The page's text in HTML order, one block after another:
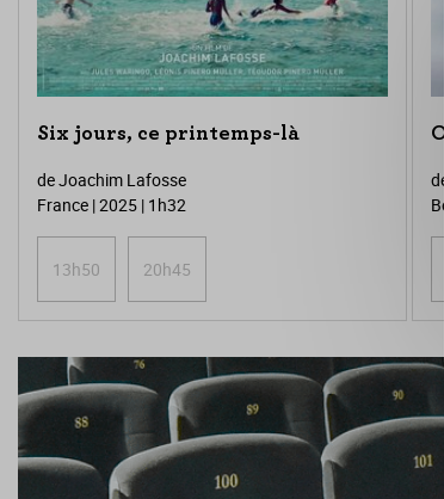
Six jours, ce printemps-là
de Joachim Lafosse
France | 2025 | 1h32
13h50 20h45